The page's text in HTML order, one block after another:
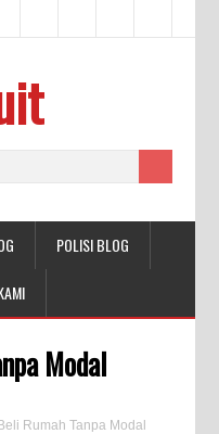
POLISI BLOG
Modal
Rumah Tanpa Modal